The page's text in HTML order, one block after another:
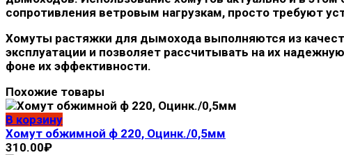
сопротивления ветровым нагрузкам, просто требуют
Хомуты растяжки для дымохода выполняются из
эксплуатации и позволяет рассчитывать на их
фоне их эффективности.
Похожие товары
В корзину
Хомут обжимной ф 220, Оцинк./0,5мм
310.00₽